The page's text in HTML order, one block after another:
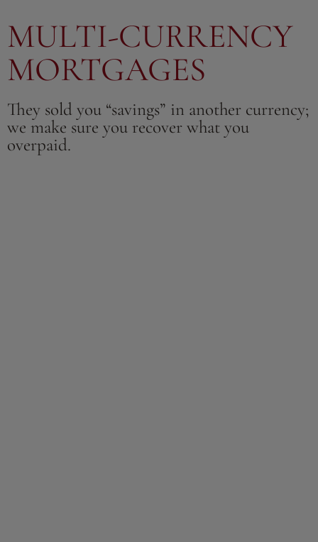
MULTI-CURRENCY
MORTGAGES
They sold you “savings” in another currency;
we make sure you recover what you
overpaid.